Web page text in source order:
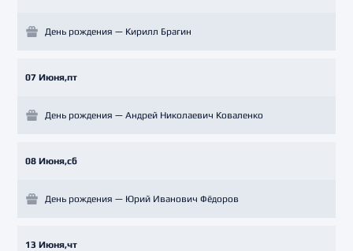
День рождения — Кирилл Брагин
07 Июня,пт
День рождения — Андрей Николаевич Коваленко
08 Июня,сб
День рождения — Юрий Иванович Фёдоров
13 Июня,чт